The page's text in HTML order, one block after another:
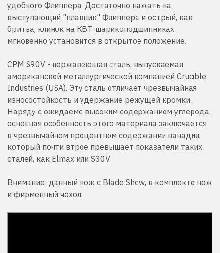
удобного Флиппера. Достаточно нажать на
выступающий "плавник" Флиппера и острый, как
бритва, клинок на КВТ-шарикоподшипниках
мгновенно установится в открытое положение.
CPM S90V - нержавеющая сталь, выпускаемая
американской металлургической компанией Crucible
Industries (USA). Эту сталь отличает чрезвычайная
износостойкость и удержание режущей кромки.
Наряду с ожидаемо высоким содержанием углерода,
основная особенность этого материала заключается
в чрезвычайном процентном содержании ванадия,
который почти втрое превышает показатели таких
сталей, как Elmax или S30V.
Внимание: данный нож с Blade Show, в комплекте нож
и фирменный чехол.